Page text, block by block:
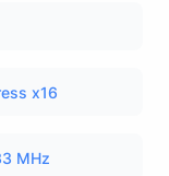
x16
MHz